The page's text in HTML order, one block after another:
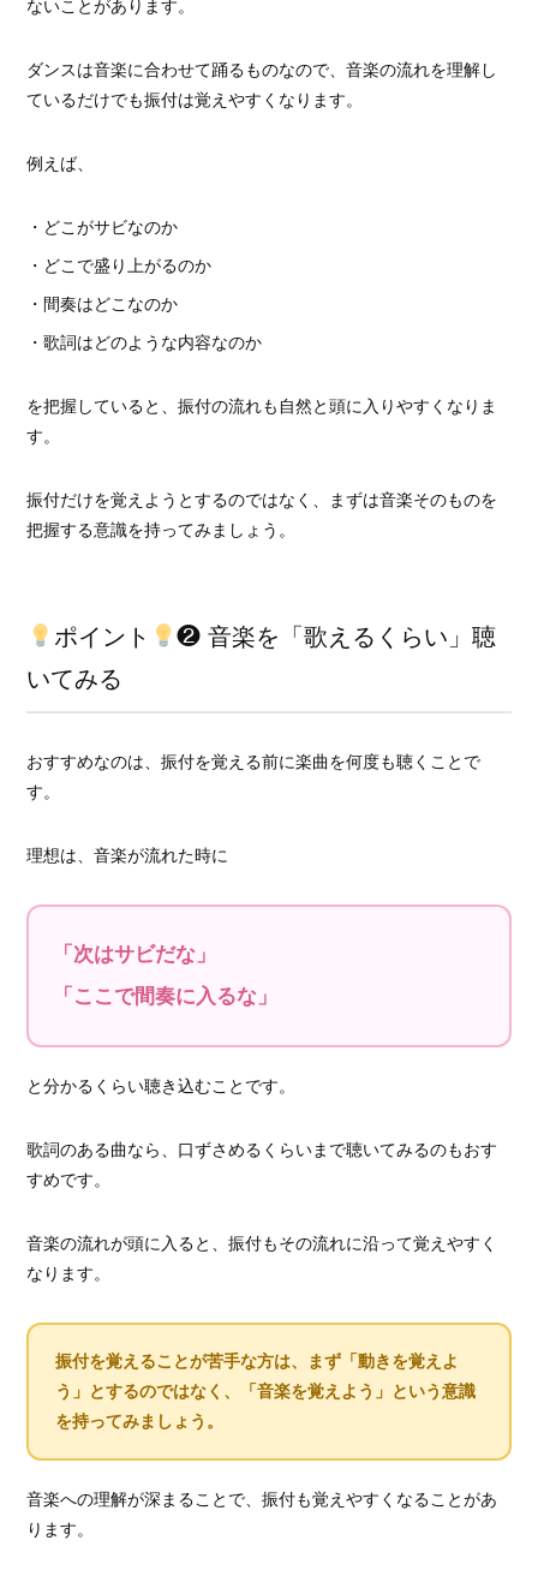
ないことがあります。
ダンスは音楽に合わせて踊るものなので、音楽の流れを理解し
ているだけでも振付は覚えやすくなります。
例えば、
・どこがサビなのか
・どこで盛り上がるのか
・間奏はどこなのか
・歌詞はどのような内容なのか
を把握していると、振付の流れも自然と頭に入りやすくなりま
す。
振付だけを覚えようとするのではなく、まずは音楽そのものを
把握する意識を持ってみましょう。
ポイント
❷ 音楽を「歌えるくらい」聴
いてみる
おすすめなのは、振付を覚える前に楽曲を何度も聴くことで
す。
理想は、音楽が流れた時に
「次はサビだな」
「ここで間奏に入るな」
と分かるくらい聴き込むことです。
歌詞のある曲なら、口ずさめるくらいまで聴いてみるのもおす
すめです。
音楽の流れが頭に入ると、振付もその流れに沿って覚えやすく
なります。
振付を覚えることが苦手な方は、まず「動きを覚えよ
う」とするのではなく、「音楽を覚えよう」という意識
を持ってみましょう。
音楽への理解が深まることで、振付も覚えやすくなることがあ
ります。